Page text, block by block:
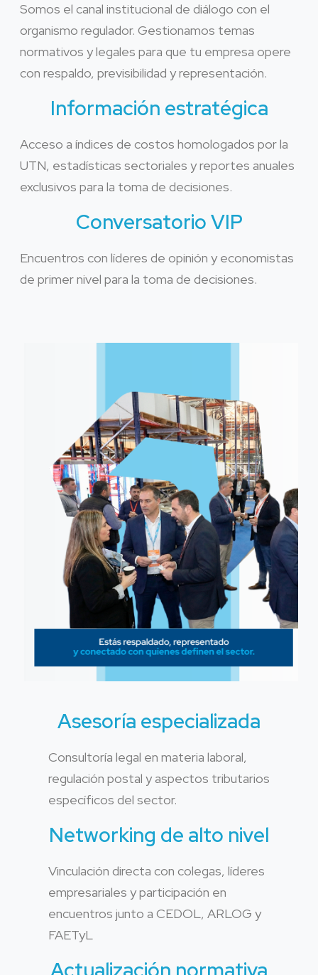
Somos el canal institucional de diálogo con el
organismo regulador. Gestionamos temas
normativos y legales para que tu empresa opere
con respaldo, previsibilidad y representación.
Información estratégica
Acceso a índices de costos homologados por la
UTN, estadísticas sectoriales y reportes anuales
exclusivos para la toma de decisiones.
Conversatorio VIP
Encuentros con líderes de opinión y economistas
de primer nivel para la toma de decisiones.
Asesoría especializada
Consultoría legal en materia laboral,
regulación postal y aspectos tributarios
específicos del sector.
Networking de alto nivel
Vinculación directa con colegas, líderes
empresariales y participación en
encuentros junto a CEDOL, ARLOG y
FAETyL